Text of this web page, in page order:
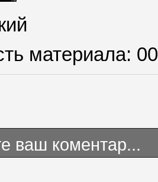
материала: